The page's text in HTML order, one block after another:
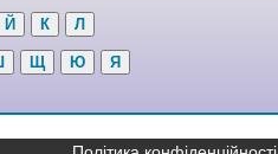
Й К Л
Щ Ю Я